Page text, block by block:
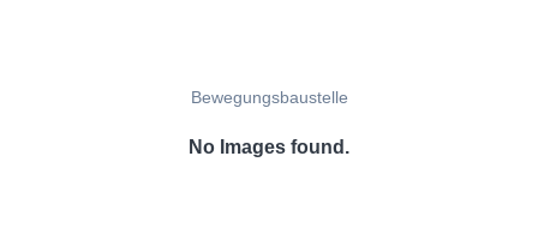
Bewegungsbaustelle
No Images found.